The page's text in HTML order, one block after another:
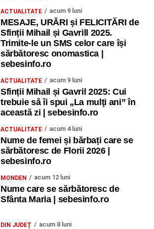
ACTUALITATE acum 9 luni
MESAJE, URĂRI și FELICITĂRI de
Sfinții Mihail și Gavrill 2025.
Trimite-le un SMS celor care își
sărbătoresc onomastica |
sebesinfo.ro
ACTUALITATE acum 9 luni
Sfinții Mihail și Gavril 2025: Cui
trebuie să îi spui „La mulţi ani” în
această zi | sebesinfo.ro
ACTUALITATE acum 4 luni
Nume de femei și bărbați care se
sărbătoresc de Florii 2026 |
sebesinfo.ro
MONDEN acum 12 luni
Nume care se sărbătoresc de
Sfânta Maria | sebesinfo.ro
DIN JUDEȚ acum 8 luni